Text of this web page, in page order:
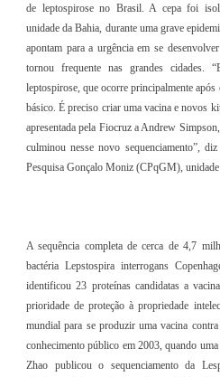
de leptospirose no Brasil. A cepa foi
unidade da Bahia, durante uma grave
apontam para a urgência em se
tornou frequente nas grandes cidades.
leptospirose, que ocorre principalmente após
básico. É preciso criar uma vacina e novos
apresentada pela Fiocruz a Andrew
culminou nesse novo sequenciamento”,
Pesquisa Gonçalo Moniz (CPqGM),
A sequência completa de cerca de 4,7
bactéria Lepstospira interrogans
identificou 23 proteínas candidatas a
prioridade de proteção à propriedade
mundial para se produzir uma vacina
conhecimento público em 2003, quando
Zhao publicou o sequenciamento da